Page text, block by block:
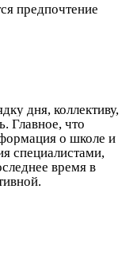
предпочтение
дня, коллективу,
Главное, что
о школе и
специалистами,
время в